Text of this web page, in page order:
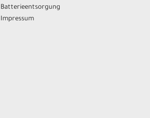
Batterieentsorgung
Impressum